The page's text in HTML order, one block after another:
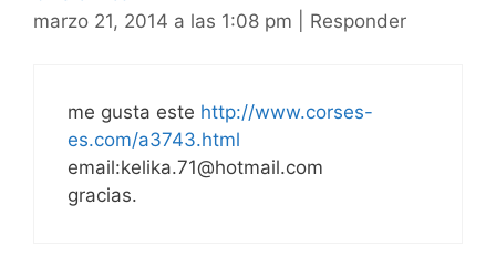
marzo 21, 2014 a las 1:08 pm
Responder
me gusta este http://www.corses-
es.com/a3743.html
email:kelika.71@hotmail.com
gracias.